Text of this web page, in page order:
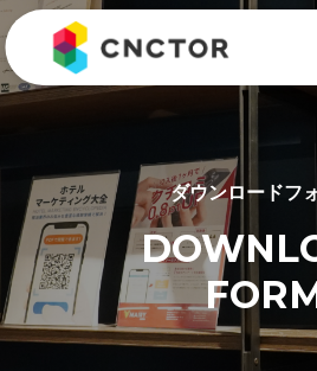
ダウンロードフ